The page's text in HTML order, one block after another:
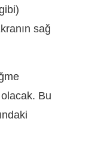
sağ
Bu